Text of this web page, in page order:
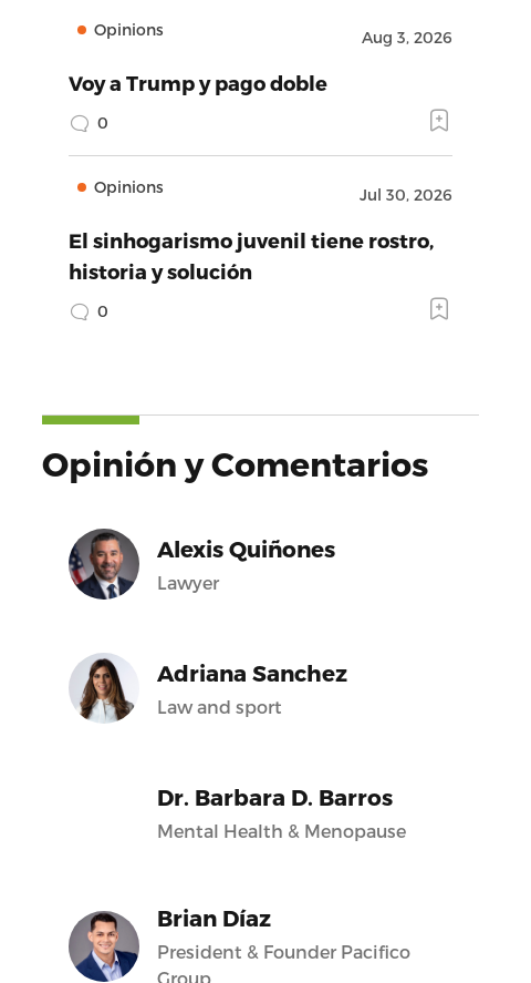
Opinions Aug 3, 2026
Voy a Trump y pago doble
0
Opinions Jul 30, 2026
El sinhogarismo juvenil tiene rostro,
historia y solución
0
Opinión y Comentarios
Alexis Quiñones
Lawyer
Adriana Sanchez
Law and sport
Dr. Barbara D. Barros
Mental Health & Menopause
Brian Díaz
President & Founder Pacifico
Group